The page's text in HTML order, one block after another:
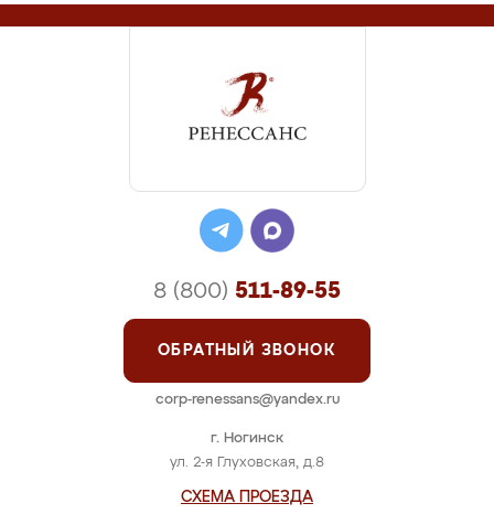
г. Ногинск
ул. 2-я Глуховская, д.8
СХЕМА ПРОЕЗДА
8 (800) 511-89-55
ОБРАТНЫЙ ЗВОНОК
corp-renessans@yandex.ru